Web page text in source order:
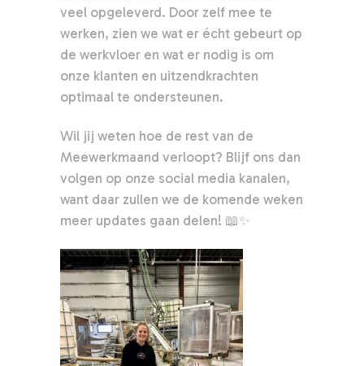
veel opgeleverd. Door zelf mee te
werken, zien we wat er écht gebeurt op
de werkvloer en wat er nodig is om
onze klanten en uitzendkrachten
optimaal te ondersteunen.
Wil jij weten hoe de rest van de
Meewerkmaand verloopt? Blijf ons dan
volgen op onze social media kanalen,
want daar zullen we de komende weken
meer updates gaan delen! 📖✨